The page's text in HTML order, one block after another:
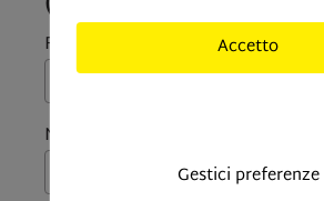
Forma di saluto:
Nome*:
Accetto
Gestici preferenze